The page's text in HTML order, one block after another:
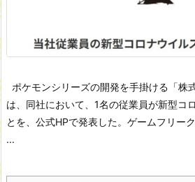
ポケモンシリーズの開発を手掛ける「株
は、同社において、1名の従業員が新型コ
とを、公式HPで発表した。ゲームフリー
...